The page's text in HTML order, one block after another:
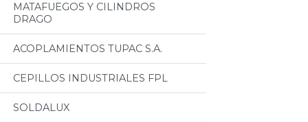
MATAFUEGOS Y CILINDROS
DRAGO
ACOPLAMIENTOS TUPAC S.A.
CEPILLOS INDUSTRIALES FPL
SOLDALUX